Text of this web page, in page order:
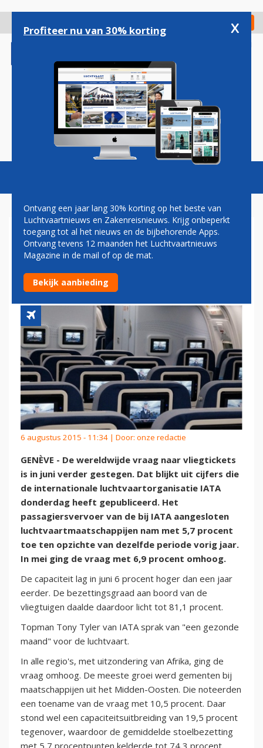
gaan
Check in
Magazine Podcasts Vacatures
'JULI WAS VOOR DE
WERELDWIJDE LUCHTVAART
GEZONDE MAAND'
6 augustus 2015 - 11:34 | Door: onze redactie
GENÈVE - De wereldwijde vraag naar vliegtickets
is in juni verder gestegen. Dat blijkt uit cijfers die
de internationale luchtvaartorganisatie IATA
donderdag heeft gepubliceerd. Het
passagiersvervoer van de bij IATA aangesloten
luchtvaartmaatschappijen nam met 5,7 procent
toe ten opzichte van dezelfde periode vorig jaar.
In mei ging de vraag met 6,9 procent omhoog.
De capaciteit lag in juni 6 procent hoger dan een jaar
eerder. De bezettingsgraad aan boord van de
vliegtuigen daalde daardoor licht tot 81,1 procent.
Topman Tony Tyler van IATA sprak van "een gezonde
maand" voor de luchtvaart.
In alle regio's, met uitzondering van Afrika, ging de
vraag omhoog. De meeste groei werd gementen bij
maatschappijen uit het Midden-Oosten. Die noteerden
een toename van de vraag met 10,5 procent. Daar
stond wel een capaciteitsuitbreiding van 19,5 procent
tegenover, waardoor de gemiddelde stoelbezetting
Profiteer nu van 30% korting x
Ontvang een jaar lang 30% korting op het beste van
Luchtvaartnieuws en Zakenreisnieuws. Krijg onbeperkt
toegang tot al het nieuws en de bijbehorende Apps.
Ontvang tevens 12 maanden het Luchtvaartnieuws
Magazine in de mail of op de mat.
Bekijk aanbieding